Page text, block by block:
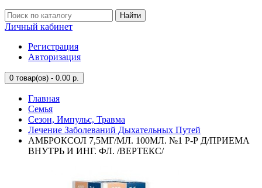
Найти
Личный кабинет
Регистрация
Авторизация
0 товар(ов) - 0.00 р.
Главная
Семья
Сезон, Импульс, Травма
Лечение Заболеваний Дыхательных Путей
АМБРОКСОЛ 7,5МГ/МЛ. 100МЛ. №1 Р-Р Д/ПРИЕМА
ВНУТРЬ И ИНГ. ФЛ. /ВЕРТЕКС/